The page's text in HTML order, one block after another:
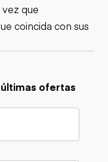
que
coincida con sus
ofertas